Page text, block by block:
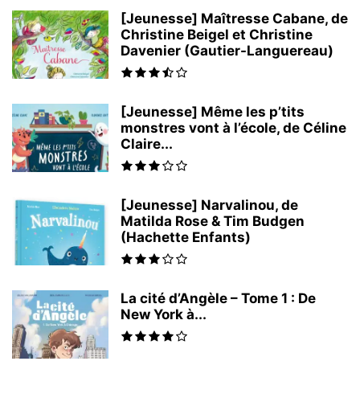
[Jeunesse] Maîtresse Cabane, de
Christine Beigel et Christine
Davenier (Gautier-Languereau)
[Jeunesse] Même les p’tits
monstres vont à l’école, de Céline
Claire...
[Jeunesse] Narvalinou, de
Matilda Rose & Tim Budgen
(Hachette Enfants)
La cité d’Angèle – Tome 1 : De
New York à...